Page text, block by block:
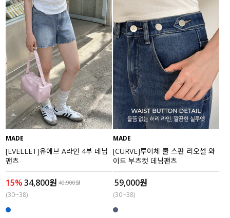
MADE
[EVELLET]유에브 A라인 4부 데님
팬츠
15%34,800원 40,900원
(30~38)
MADE
[CURVE]루이체 쿨 스판 리오셀 와
이드 부츠컷 데님팬츠
59,000원
(30~38)